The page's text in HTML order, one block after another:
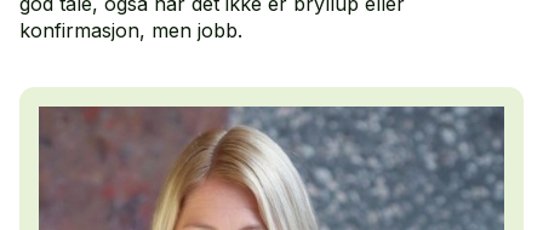
konfirmasjon, men jobb.